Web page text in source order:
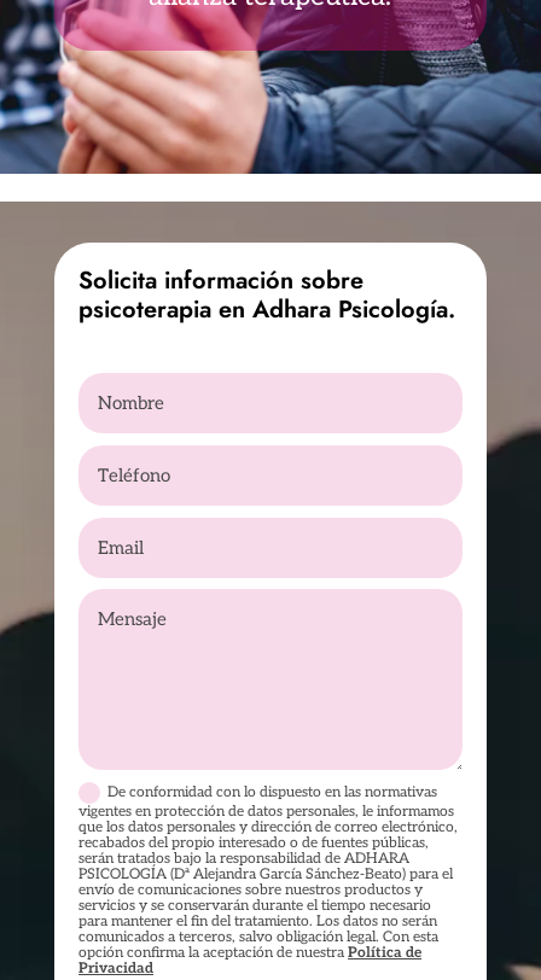
Solicita información sobre
psicoterapia en Adhara Psicología.
De conformidad con lo dispuesto en las normativas
vigentes en protección de datos personales, le informamos
que los datos personales y dirección de correo electrónico,
recabados del propio interesado o de fuentes públicas,
serán tratados bajo la responsabilidad de ADHARA
PSICOLOGÍA (Dª Alejandra García Sánchez-Beato) para el
envío de comunicaciones sobre nuestros productos y
servicios y se conservarán durante el tiempo necesario
para mantener el fin del tratamiento. Los datos no serán
comunicados a terceros, salvo obligación legal. Con esta
opción confirma la aceptación de nuestraPolítica de
Privacidad